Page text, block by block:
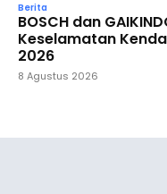
Berita
BOSCH dan
Keselamatan
2026
8 Agustus 2026